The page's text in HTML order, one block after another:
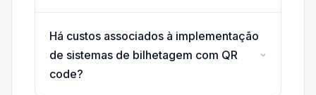
Há custos associados à implementação
de sistemas de bilhetagem com QR
code?